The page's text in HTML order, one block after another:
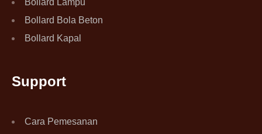
Bollard Lampu
Bollard Bola Beton
Bollard Kapal
Support
Cara Pemesanan